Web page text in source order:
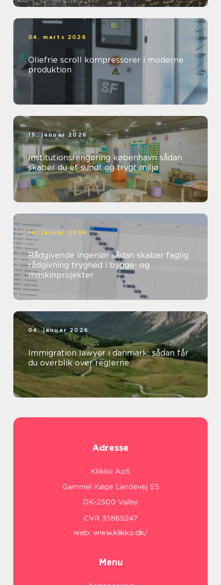
04. marts 2026
Oliefrie scroll kompressorer i moderne
produktion
15. januar 2026
Institutionsrengøring københavn sådan
skaber du et sundt og trygt miljø
14. januar 2026
Rådgivende ingeniør sådan skaber faglig
rådgivning tryghed i bygge- og
maskinprojekter
04. januar 2026
Immigration lawyer i danmark: sådan får
du overblik over reglerne
Adresse
web: www.klikko.dk/
Menu